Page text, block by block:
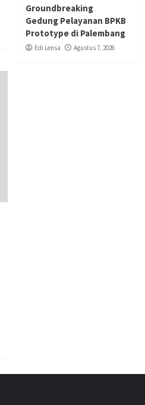
Groundbreaking
Gedung Pelayanan BPKB
Prototype di Palembang
Edi Lensa Agustus 7, 2026